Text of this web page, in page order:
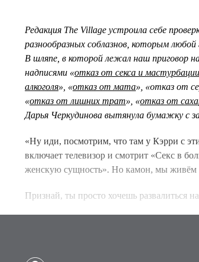
Редакция The Village устроила себе
разнообразных соблазнов, которым
В шляпе, в которой лежал наш приговор
надписями «отказ от секса и мастурбации
алкоголя», «отказ от мата», «отказ от
«отказ от лишних трат», «отказ от
Дарья Черкудинова вытянула бумажку с
«Ну иди, посмотрим, что там у Кэрри с
включает телевизор и смотрит «Секс в
женскую сущность». Но камон, мы живём
Признай, ты просто хочешь развалиться